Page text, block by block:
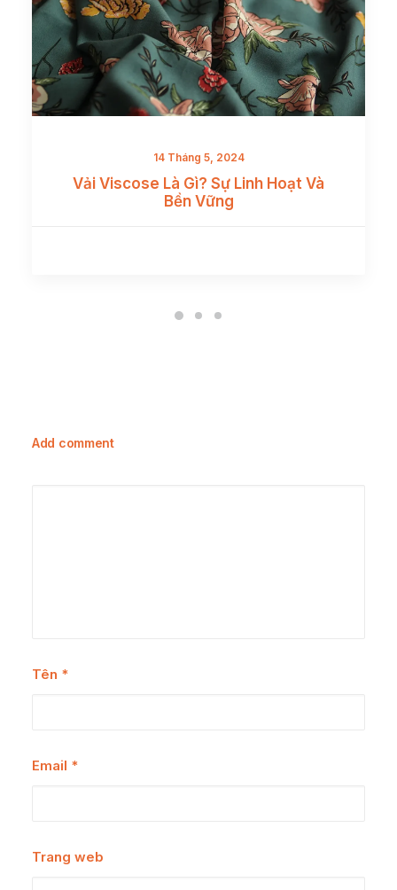
14 Tháng 5, 2024
Vải Viscose Là Gì? Sự Linh Hoạt Và
Bền Vững
Add comment
Tên *
Email *
Trang web